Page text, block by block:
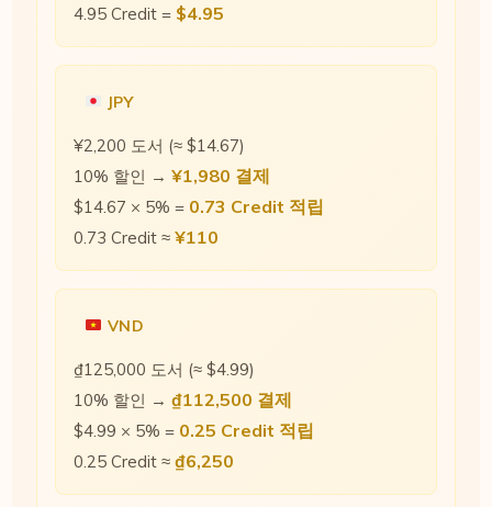
4.95 Credit = $4.95
JPY
¥2,200 도서 (≈ $14.67)
10% 할인 →¥1,980 결제
$14.67 × 5% = 0.73 Credit 적립
0.73 Credit ≈¥110
VND
₫125,000 도서 (≈ $4.99)
10% 할인 →₫112,500 결제
$4.99 × 5% = 0.25 Credit 적립
0.25 Credit ≈₫6,250